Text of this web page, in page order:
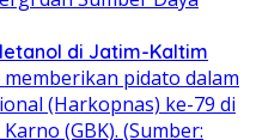
di Jatim-Kaltim